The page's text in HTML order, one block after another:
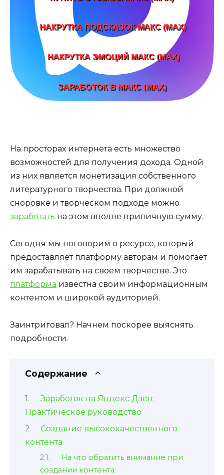
На просторах интернета есть множество
возможностей для получения дохода. Одной
из них является монетизация собственного
литературного творчества. При должной
сноровке и творческом подходе можно
заработать на этом вполне приличную сумму.
Сегодня мы поговорим о ресурсе, который
предоставляет платформу авторам и помогает
им зарабатывать на своем творчестве. Это
платформа известна своим информационным
контентом и широкой аудиторией.
Заинтриговал? Начнем поскорее выяснять
подробности.
Содержание
Заработок на Яндекс Дзен:
Практическое руководство
Создание высококачественного
контента
На что обратить внимание при
создании контента: